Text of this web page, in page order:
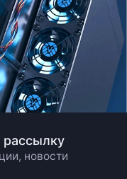
новости